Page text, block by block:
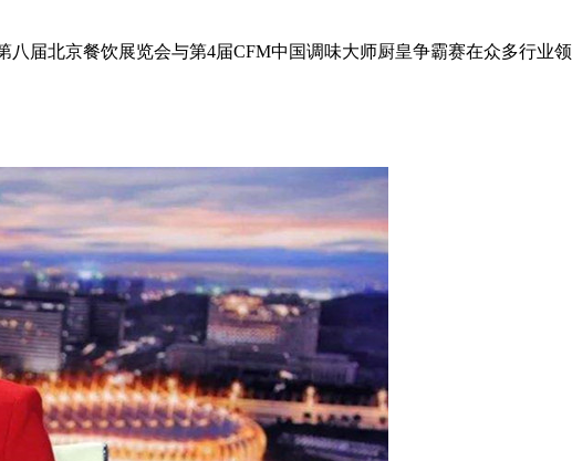
届北京餐饮展览会与第4届CFM中国调味大师厨皇争霸赛在众多行业